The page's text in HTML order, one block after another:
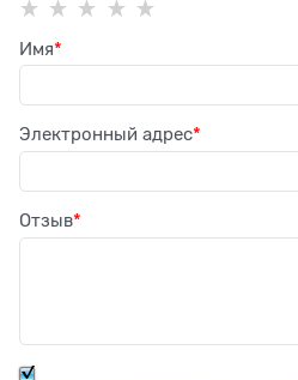
Имя
Электронный адрес
Отзыв